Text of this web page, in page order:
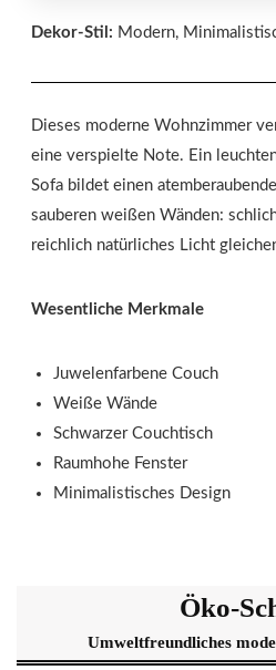
Dekor-Stil: Modern,
Dieses moderne Wohnzimmer
eine verspielte Note. Ein
Sofa bildet einen
sauberen weißen Wänden:
reichlich natürliches Licht
Wesentliche Merkmale
Juwelenfarbene Couch
Weiße Wände
Schwarzer Couchtisch
Raumhohe Fenster
Minimalistisches Design
Öko-
Umweltfreundliches